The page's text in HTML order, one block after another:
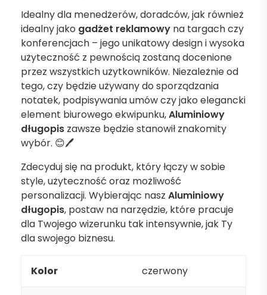
Idealny dla menedżerów, doradców, jak również
idealny jako gadżet reklamowy na targach czy
konferencjach – jego unikatowy design i wysoka
użyteczność z pewnością zostaną docenione
przez wszystkich użytkowników. Niezależnie od
tego, czy będzie używany do sporządzania
notatek, podpisywania umów czy jako elegancki
element biurowego ekwipunku,Aluminiowy
długopis zawsze będzie stanowił znakomity
wybór. 😊🖊️
Zdecyduj się na produkt, który łączy w sobie
style, użyteczność oraz możliwość
personalizacji. Wybierając nasz Aluminiowy
długopis, postaw na narzędzie, które pracuje
dla Twojego wizerunku tak intensywnie, jak Ty
dla swojego biznesu.
Kolor czerwony